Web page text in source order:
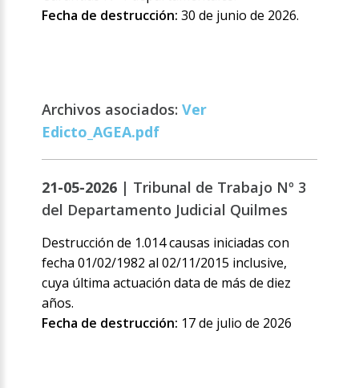
Fecha de destrucción: 30 de junio de 2026.
Archivos asociados:Ver
Edicto_AGEA.pdf
21-05-2026 | Tribunal de Trabajo Nº 3
del Departamento Judicial Quilmes
Destrucción de 1.014 causas iniciadas con
fecha 01/02/1982 al 02/11/2015 inclusive,
cuya última actuación data de más de diez
años.
Fecha de destrucción: 17 de julio de 2026